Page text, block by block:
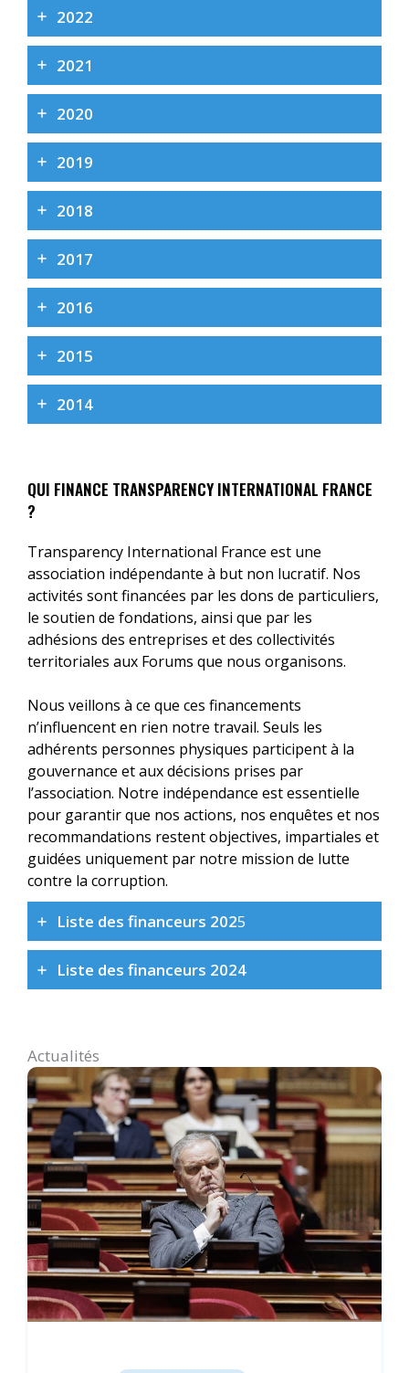
2022
2021
2020
2019
2018
2017
2016
2015
2014
QUI FINANCE TRANSPARENCY INTERNATIONAL FRANCE
?
Transparency International France est une
association indépendante à but non lucratif. Nos
activités sont financées par les dons de particuliers,
le soutien de fondations, ainsi que par les
adhésions des entreprises et des collectivités
territoriales aux Forums que nous organisons.
Nous veillons à ce que ces financements
n’influencent en rien notre travail. Seuls les
adhérents personnes physiques participent à la
gouvernance et aux décisions prises par
l’association. Notre indépendance est essentielle
pour garantir que nos actions, nos enquêtes et nos
recommandations restent objectives, impartiales et
guidées uniquement par notre mission de lutte
contre la corruption.
Liste des financeurs 2025
Liste des financeurs 2024
Actualités